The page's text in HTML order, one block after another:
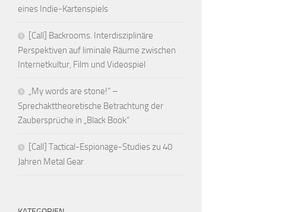
eines Indie-Kartenspiels
[Call] Backrooms. Interdisziplinäre
Perspektiven auf liminale Räume zwischen
Internetkultur, Film und Videospiel
„My words are stone!“ –
Sprechakttheoretische Betrachtung der
Zaubersprüche in „Black Book“
[Call] Tactical-Espionage-Studies zu 40
Jahren Metal Gear